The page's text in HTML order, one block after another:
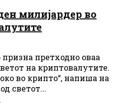
милијардер во
претходно оваа
на криптовалутите.
во крипто“, напиша на
светот...